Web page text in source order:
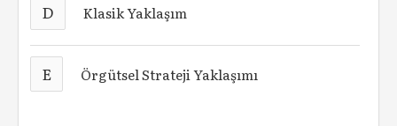
D Klasik Yaklaşım
E Örgütsel Strateji Yaklaşımı